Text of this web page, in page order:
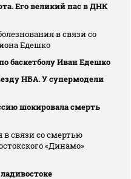
Его великий пас в ДНК
в связи со
Едешко
баскетболу Иван Едешко
НБА. У супермодели
шокировала смерть
в связи со смертью
«Динамо»